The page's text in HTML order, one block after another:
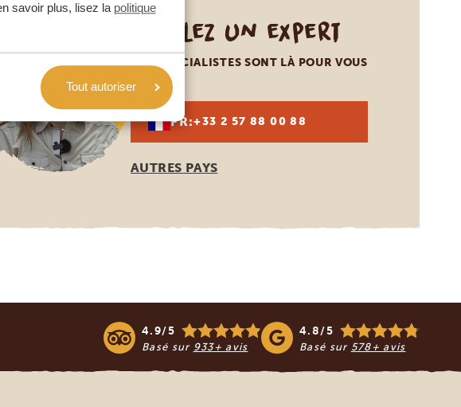
savoir plus, lisez la politique
Tout autoriser
Appelez un expert
NOS SPÉCIALISTES SONT LÀ POUR VOUS
FR:+33 2 57 88 00 88
AUTRES PAYS
4.9/5
Basé sur 933+ avis
4.8/5
Basé sur 578+ avis